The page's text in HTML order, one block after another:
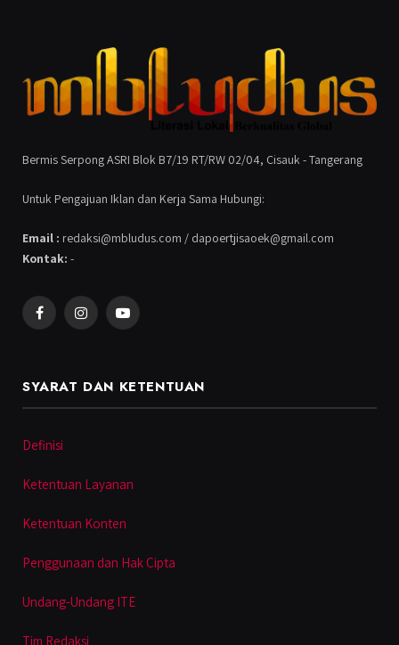
Bermis Serpong ASRI Blok B7/19 RT/RW 02/04, Cisauk - Tangerang
Untuk Pengajuan Iklan dan Kerja Sama Hubungi:
Email : redaksi@mbludus.com / dapoertjisaoek@gmail.com
Kontak: -
FacebookInstagramYouTube
SYARAT DAN KETENTUAN
Definisi
Ketentuan Layanan
Ketentuan Konten
Penggunaan dan Hak Cipta
Undang-Undang ITE
Tim Redaksi